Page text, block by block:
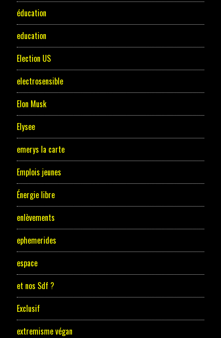
éducation
education
Election US
electrosensible
Elon Musk
Elysee
emerys la carte
Emplois jeunes
Énergie libre
enlèvements
ephemerides
espace
et nos Sdf ?
Exclusif
extremisme végan